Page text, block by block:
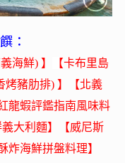
：
海鮮) 】 【卡布里島
烤豬肋排) 】【北義
龍蝦評鑑指南風味料
大利麵】【威尼斯
炸海鮮拼盤料理】